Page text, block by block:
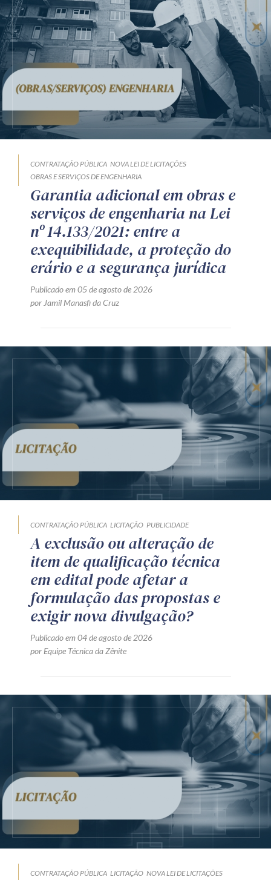
CONTRATAÇÃO PÚBLICA NOVA LEI DE LICITAÇÕES
OBRAS E SERVIÇOS DE ENGENHARIA
Garantia adicional em obras e
serviços de engenharia na Lei
nº 14.133/2021: entre a
exequibilidade, a proteção do
erário e a segurança jurídica
Publicado em 05 de agosto de 2026
por Jamil Manasfi da Cruz
CONTRATAÇÃO PÚBLICA LICITAÇÃO PUBLICIDADE
A exclusão ou alteração de
item de qualificação técnica
em edital pode afetar a
formulação das propostas e
exigir nova divulgação?
Publicado em 04 de agosto de 2026
por Equipe Técnica da Zênite
CONTRATAÇÃO PÚBLICA LICITAÇÃO NOVA LEI DE LICITAÇÕES